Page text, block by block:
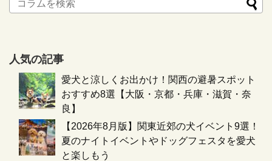
人気の記事
愛犬と涼しくお出かけ！関西の避暑スポット
おすすめ8選【大阪・京都・兵庫・滋賀・奈
良】
【2026年8月版】関東近郊の犬イベント9選！
夏のナイトイベントやドッグフェスタを愛犬
と楽しもう